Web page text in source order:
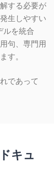
する必要が
生しやすい
ルを統合
句、専門用
す。
であって
キュ